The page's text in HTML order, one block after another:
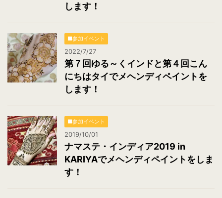
します！
■参加イベント
2022/7/27
第７回ゆる～くインドと第４回こん
にちはタイでメヘンディペイントを
します！
■参加イベント
2019/10/01
ナマステ・インディア2019 in
KARIYAでメヘンディペイントをしま
す！